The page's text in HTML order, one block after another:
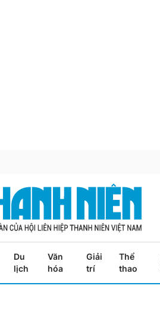
Du
lịch
Văn
hóa
Giải
trí
Thể
thao